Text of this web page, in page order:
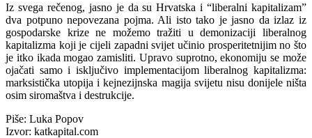
Iz svega rečenog, jasno je da su Hrvatska i “liberalni kapitalizam”
dva potpuno nepovezana pojma. Ali isto tako je jasno da izlaz iz
gospodarske krize ne možemo tražiti u demonizaciji liberalnog
kapitalizma koji je cijeli zapadni svijet učinio prosperitetnijim no što
je itko ikada mogao zamisliti. Upravo suprotno, ekonomiju se može
ojačati samo i isključivo implementacijom liberalnog kapitalizma:
marksistička utopija i kejnezijnska magija svijetu nisu donijele ništa
osim siromaštva i destrukcije.
Piše: Luka Popov
Izvor: katkapital.com